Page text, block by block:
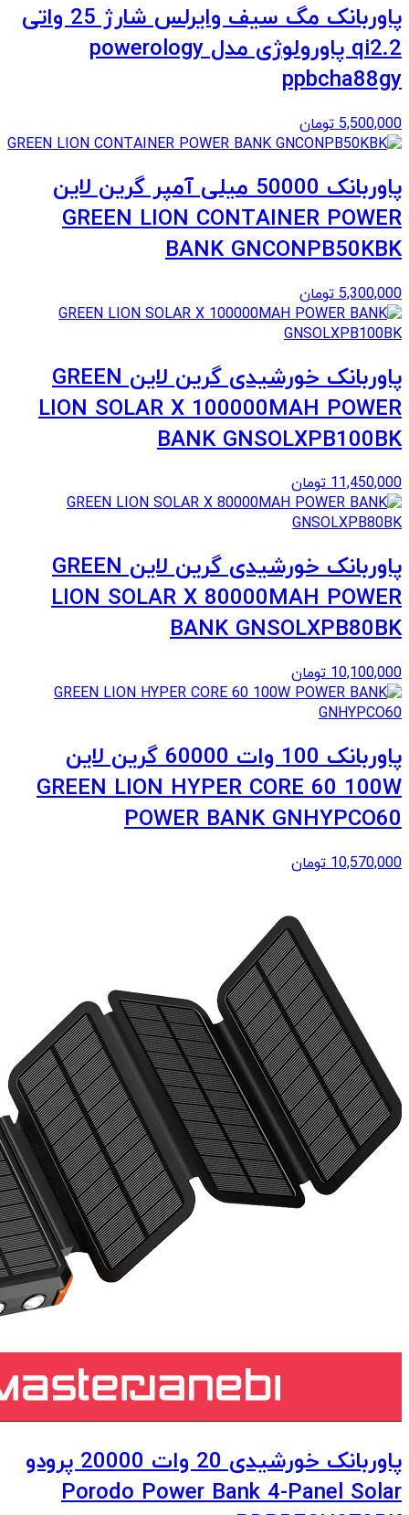
پاوربانک مگ سیف وایرلس شارژ 25 واتی
qi2.2 پاورولوژی مدل powerology
ppbcha88gy
5,500,000 تومان
پاوربانک 50000 میلی آمپر گرین لاین
GREEN LION CONTAINER POWER
BANK GNCONPB50KBK
5,300,000 تومان
پاوربانک خورشیدی گرین لاین GREEN
LION SOLAR X 100000MAH POWER
BANK GNSOLXPB100BK
11,450,000 تومان
پاوربانک خورشیدی گرین لاین GREEN
LION SOLAR X 80000MAH POWER
BANK GNSOLXPB80BK
10,100,000 تومان
پاوربانک 100 وات 60000 گرین لاین
GREEN LION HYPER CORE 60 100W
POWER BANK GNHYPCO60
10,570,000 تومان
پاوربانک خورشیدی 20 وات 20000 پرودو
Porodo Power Bank 4-Panel Solar